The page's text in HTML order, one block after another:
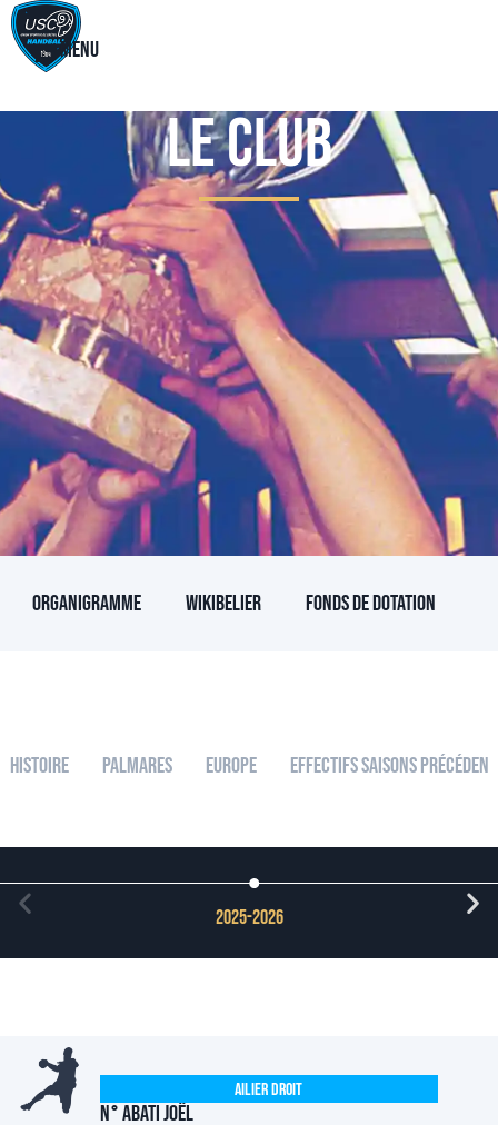
Menu
Le Club
Organigramme Wikibelier Fonds de dotation
Histoire Palmares Europe Effectifs Saisons
2025-2026
N° ABATI Joël
Ailier Droit